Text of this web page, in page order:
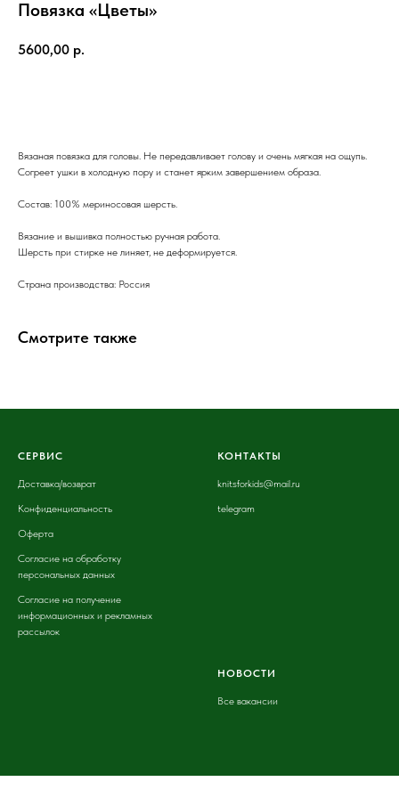
Повязка «Цветы»
5600,00 р.
Вязаная повязка для головы. Не передавливает голову и очень мягкая на ощупь.
Согреет ушки в холодную пору и станет ярким завершением образа.
Состав: 100% мериносовая шерсть.
Вязание и вышивка полностью ручная работа.
Шерсть при стирке не линяет, не деформируется.
Страна производства: Россия
Смотрите также
СЕРВИС
Доставка/возврат
Конфиденциальность
Оферта
Согласие на обработку
персональных данных
Согласие на получение
информационных и рекламных
рассылок
КОНТАКТЫ
knitsforkids@mail.ru
telegram
НОВОСТИ
Все вакансии